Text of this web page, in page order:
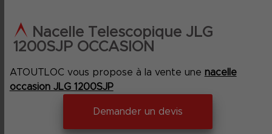
Nacelle Telescopique JLG
1200SJP OCCASION
ATOUTLOC vous propose à la vente une nacelle
occasion JLG 1200SJP
Demander un devis